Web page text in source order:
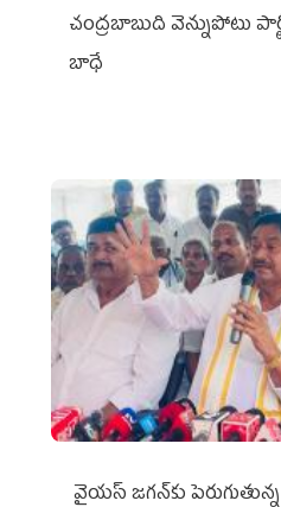
చంద్రబాబుది వెన్నుపోటు
బాధే
వైయ‌స్ జగన్‌కు